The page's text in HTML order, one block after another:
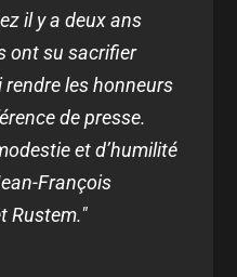
il y a deux ans
ont su sacrifier
les honneurs
de presse.
et d’humilité
François
Rustem."